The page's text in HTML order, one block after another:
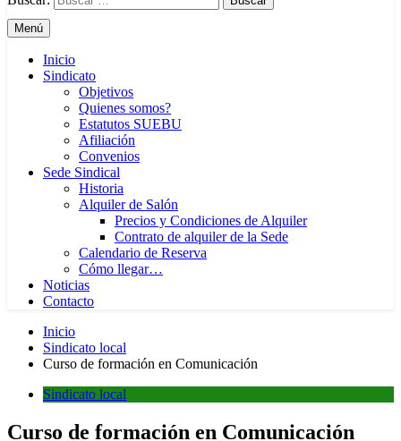
Menú
Inicio
Sindicato
Objetivos
Quienes somos?
Estatutos SUEBU
Afiliación
Convenios
Sede Sindical
Historia
Alquiler de Salón
Precios y Condiciones de Alquiler
Contrato de alquiler de la Sede
Calendario de Reserva
Cómo llegar…
Noticias
Contacto
Inicio
Sindicato local
Curso de formación en Comunicación
Sindicato local
Curso de formación en Comunicación